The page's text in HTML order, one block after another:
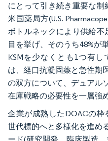
にとって引き続き重要な制
米国薬局方(U.S.
ボトルネックにより供給不
目を挙げ、そのうち48%が
KSMを少なくとも1つ有
は、経口抗凝固薬と急性期
の双方について、デュアル
在庫戦略の必要性を一層強
企業が成熟したDOACの枠
世代標的へと多様化を進め